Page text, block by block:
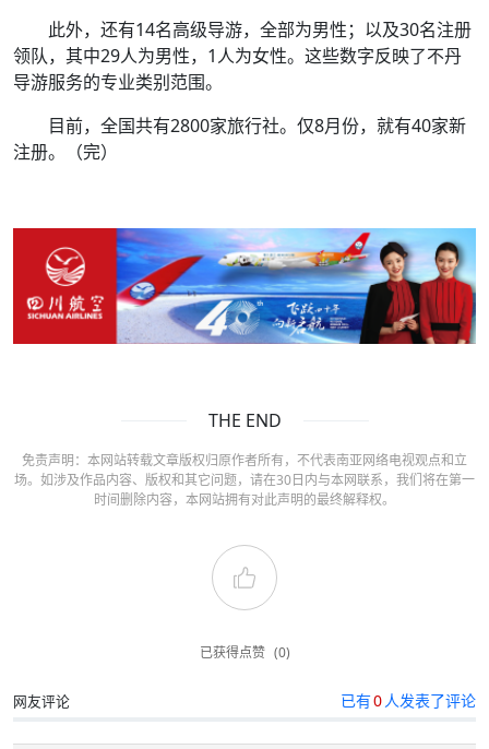
此外，还有14名高级导游，全部为男性；以及30名注册
领队，其中29人为男性，1人为女性。这些数字反映了不丹
导游服务的专业类别范围。
目前，全国共有2800家旅行社。仅8月份，就有40家新
注册。（完）
THE END
免责声明：本网站转载文章版权归原作者所有，不代表南亚网络电视观点和立
场。如涉及作品内容、版权和其它问题，请在30日内与本网联系，我们将在第一
时间删除内容，本网站拥有对此声明的最终解释权。
已获得点赞 (0)
网友评论 已有0人发表了评论